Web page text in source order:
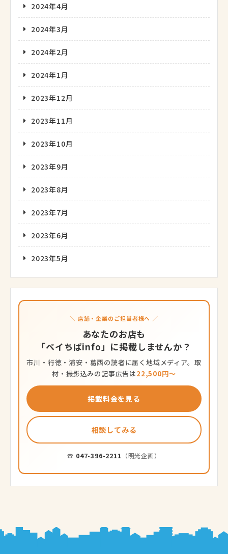
2024年4月
2024年3月
2024年2月
2024年1月
2023年12月
2023年11月
2023年10月
2023年9月
2023年8月
2023年7月
2023年6月
2023年5月
＼ 店舗・企業のご担当者様へ ／
あなたのお店も
「ベイちばinfo」に掲載しませんか？
市川・行徳・浦安・葛西の読者に届く地域メディア。取
材・撮影込みの記事広告は22,500円〜
掲載料金を見る
相談してみる
☎ 047-396-2211 （明光企画）